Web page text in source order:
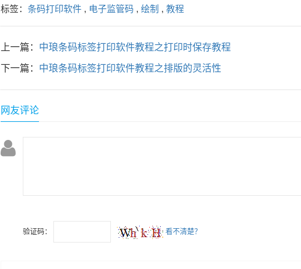
标签： 条码打印软件, 电子监管码 , 绘制 , 教程
上一篇： 中琅条码标签打印软件教程之打印时保存教程
下一篇： 中琅条码标签打印软件教程之排版的灵活性
网友评论
验证码： 看不清楚？